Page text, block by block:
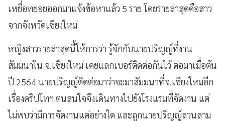
เหยื่อทยอยออกมาแจ้งข้อหาแล้ว 5 ราย โดยรายล่าสุดคือสาว
จากจังหวัดเชียงใหม่
หญิงสาวรายล่าสุดนี้ให้การว่า รู้จักกับนายปริญญ์ที่งาน
สัมมนาใน จ.เชียงใหม่ เคยแลกเบอร์ติดต่อกันไว้ ต่อมาเมื่อต้น
ปี 2564 นายปริญญ์ติดต่อมาว่าจะมาสัมมนาที่จ.เชียงใหม่อีก
เรื่องคริปโทฯ ตนสนใจจึงเดินทางไปยังโรงแรมที่จัดงาน แต่
ไม่พบว่ามีการจัดงานแต่อย่างใด และถูกนายปริญญ์ลวนลาม